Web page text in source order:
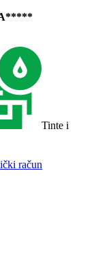
Tinte i
račun